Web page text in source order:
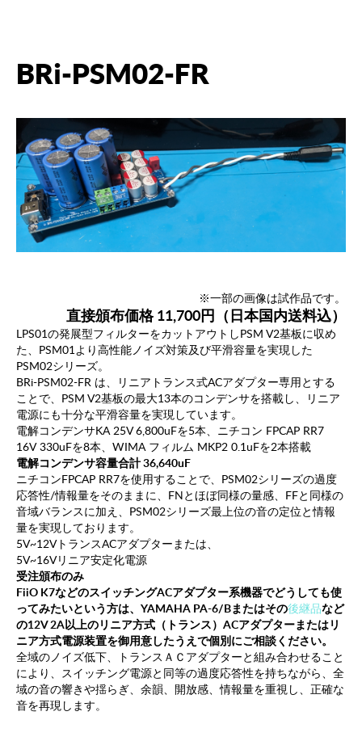
BRi-PSM02-FR
※一部の画像は試作品です。
直接頒布価格 11,700円（日本国内送料込）
LPS01の発展型フィルターをカットアウトしPSM V2基板に収め
た、PSM01より高性能ノイズ対策及び平滑容量を実現した
PSM02シリーズ。
BRi-PSM02-FR は、リニアトランス式ACアダプター専用とする
ことで、PSM V2基板の最大13本のコンデンサを搭載し、リニア
電源にも十分な平滑容量を実現しています。
電解コンデンサKA 25V 6,800uFを5本、ニチコン FPCAP RR7
16V330uFを8本、WIMA フィルム MKP2 0.1uFを2本搭載
電解コンデンサ容量合計 36,640uF
ニチコンFPCAP RR7を使用することで、PSM02シリーズの過度
応答性/情報量をそのままに、FNとほぼ同様の量感、FFと同様の
音域バランスに加え、PSM02シリーズ最上位の音の定位と情報
量を実現しております。
5V~12VトランスACアダプターまたは、
5V~16Vリニア安定化電源
受注頒布のみ
FiiO K7などのスイッチングACアダプター系機器でどうしても使
ってみたいという方は、YAMAHA PA-6/Bまたはその後継品など
の12V 2A以上のリニア方式（トランス）ACアダプターまたはリ
ニア方式電源装置を御用意したうえで個別にご相談ください。
全域のノイズ低下、トランスＡＣアダプターと組み合わせること
により、スイッチング電源と同等の過度応答性を持ちながら、全
域の音の響きや揺らぎ、余韻、開放感、情報量を重視し、正確な
音を再現します。